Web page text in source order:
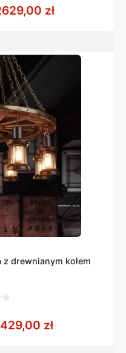
złZakres cen:
drewnianym kołem
złZakres cen: